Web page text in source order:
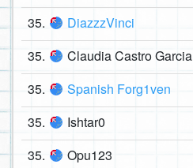
35. DiazzzVinci
35. Claudia Castro Garcia
35. Spanish Forg1ven
35. Ishtar0
35. Opu123